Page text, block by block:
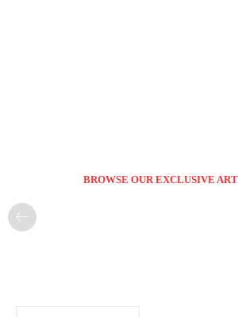
BROWSE OUR EXCLUSIVE